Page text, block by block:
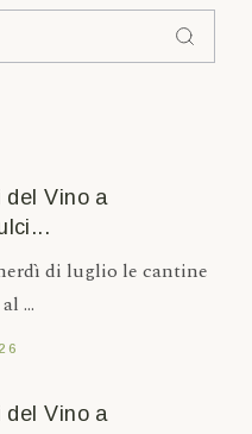
del Vino a
di luglio le cantine
...
del Vino a